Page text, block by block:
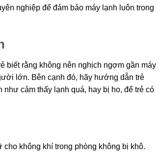
nghiệp để đảm bảo máy lạnh luôn trong
biết rằng không nên nghịch ngợm gần máy
lớn. Bên cạnh đó, hãy hướng dẫn trẻ
cảm thấy lạnh quá, hay bị ho, để trẻ có
không khí trong phòng không bị khô.